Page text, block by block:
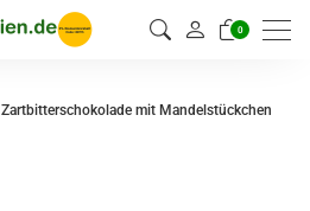
0
Zartbitterschokolade mit Mandelstückchen